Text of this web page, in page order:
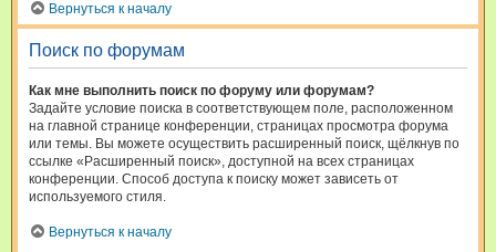
Вернуться к началу
Поиск по форумам
Как мне выполнить поиск по форуму или форумам?
Задайте условие поиска в соответствующем поле, расположенном
на главной странице конференции, страницах просмотра форума
или темы. Вы можете осуществить расширенный поиск, щёлкнув по
ссылке «Расширенный поиск», доступной на всех страницах
конференции. Способ доступа к поиску может зависеть от
используемого стиля.
Вернуться к началу